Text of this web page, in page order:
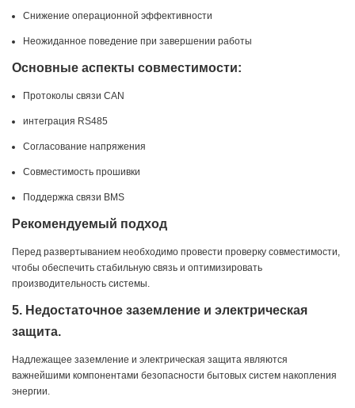
Снижение операционной эффективности
Неожиданное поведение при завершении работы
Основные аспекты совместимости:
Протоколы связи CAN
интеграция RS485
Согласование напряжения
Совместимость прошивки
Поддержка связи BMS
Рекомендуемый подход
Перед развертыванием необходимо провести проверку совместимости,
чтобы обеспечить стабильную связь и оптимизировать
производительность системы.
5. Недостаточное заземление и электрическая
защита.
Надлежащее заземление и электрическая защита являются
важнейшими компонентами безопасности бытовых систем накопления
энергии.